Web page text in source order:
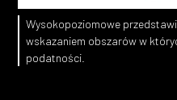
Wysokopoziomowe
wskazaniem obszarów w
podatności.